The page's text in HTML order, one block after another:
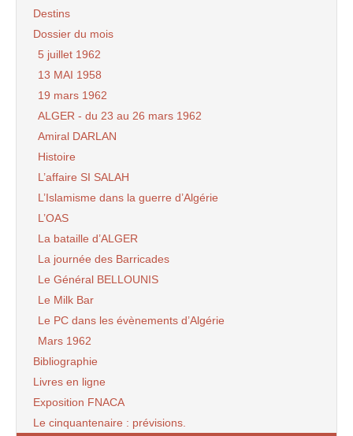
Destins
Dossier du mois
5 juillet 1962
13 MAI 1958
19 mars 1962
ALGER - du 23 au 26 mars 1962
Amiral DARLAN
Histoire
L’affaire SI SALAH
L’Islamisme dans la guerre d’Algérie
L’OAS
La bataille d’ALGER
La journée des Barricades
Le Général BELLOUNIS
Le Milk Bar
Le PC dans les évènements d’Algérie
Mars 1962
Bibliographie
Livres en ligne
Exposition FNACA
Le cinquantenaire : prévisions.